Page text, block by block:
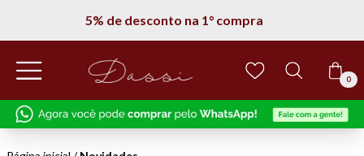
5% de desconto na 1° compra
0